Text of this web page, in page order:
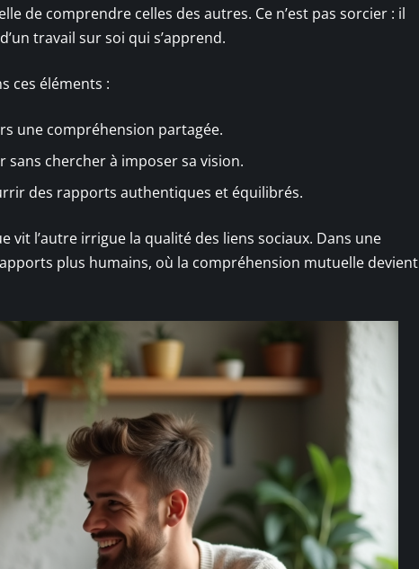
de comprendre celles des autres. Ce n’est pas sorcier : il
travail sur soi qui s’apprend.
ces éléments :
une compréhension partagée.
chercher à imposer sa vision.
des rapports authentiques et équilibrés.
vit l’autre irrigue la qualité des liens sociaux. Dans une
plus humains, où la compréhension mutuelle devient